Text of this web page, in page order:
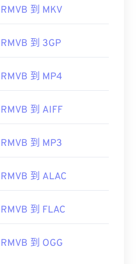
RMVB 到 MKV
RMVB 到 3GP
RMVB 到 MP4
RMVB 到 AIFF
RMVB 到 MP3
RMVB 到 ALAC
RMVB 到 FLAC
RMVB 到 OGG